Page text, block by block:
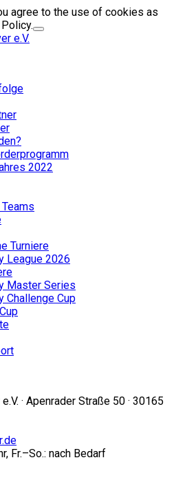
agree to the use of cookies as
2022
Turniere
League 2026
Master Series
Challenge Cup
· Apenrader Straße 50 · 30165
Fr.–So.: nach Bedarf